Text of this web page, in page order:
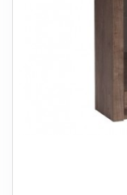
SPAR PENGE PÅ